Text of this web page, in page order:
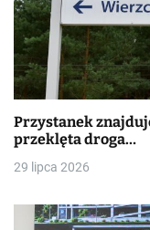
Przystanek
przeklęta droga…
29 lipca 2026